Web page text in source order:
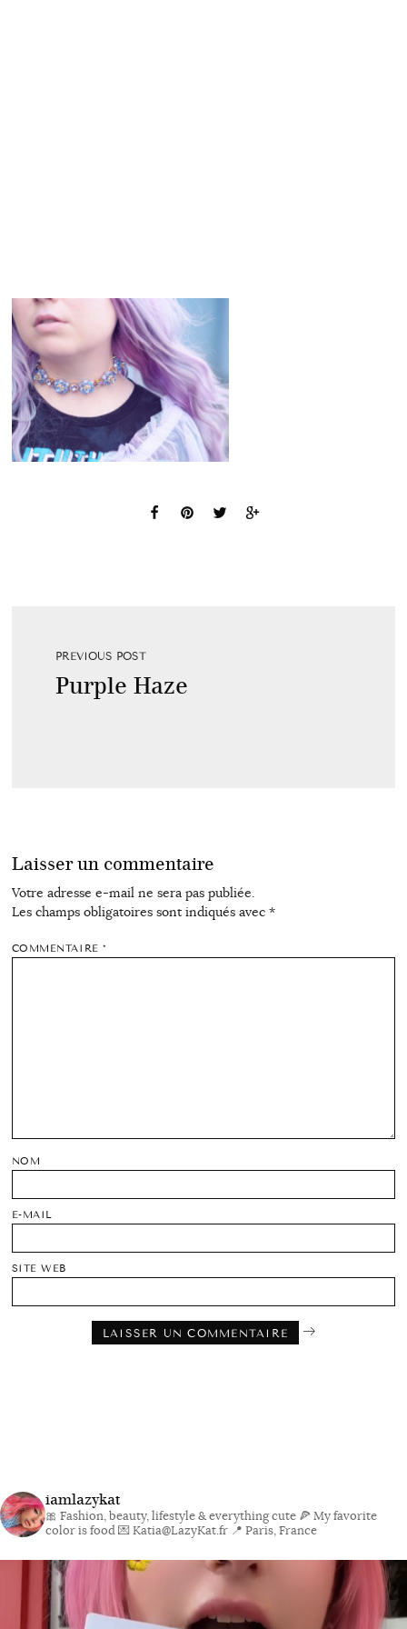
PREVIOUS POST
Purple Haze
Laisser un commentaire
Votre adresse e-mail ne sera pas publiée.
Les champs obligatoires sont indiqués avec *
COMMENTAIRE*
NOM
E-MAIL
SITE WEB
iamlazykat
🎀 Fashion, beauty, lifestyle & everything cute 🍕 My favorite
color is food💌 Katia@LazyKat.fr 📍 Paris, France